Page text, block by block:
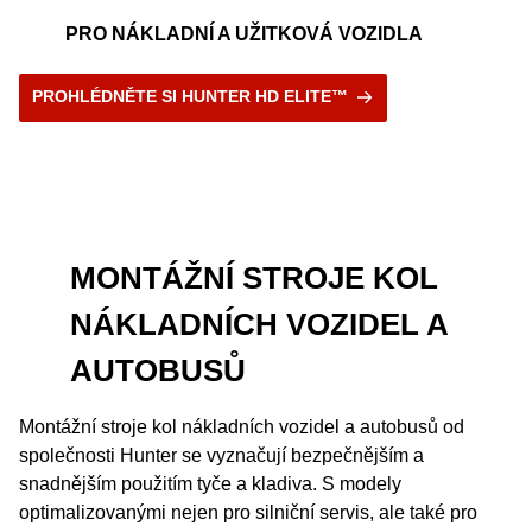
PRO NÁKLADNÍ A UŽITKOVÁ VOZIDLA
PROHLÉDNĚTE SI HUNTER HD ELITE™
MONTÁŽNÍ STROJE KOL
NÁKLADNÍCH VOZIDEL A
AUTOBUSŮ
Montážní stroje kol nákladních vozidel a autobusů od
společnosti Hunter se vyznačují bezpečnějším a
snadnějším použitím tyče a kladiva. S modely
optimalizovanými nejen pro silniční servis, ale také pro